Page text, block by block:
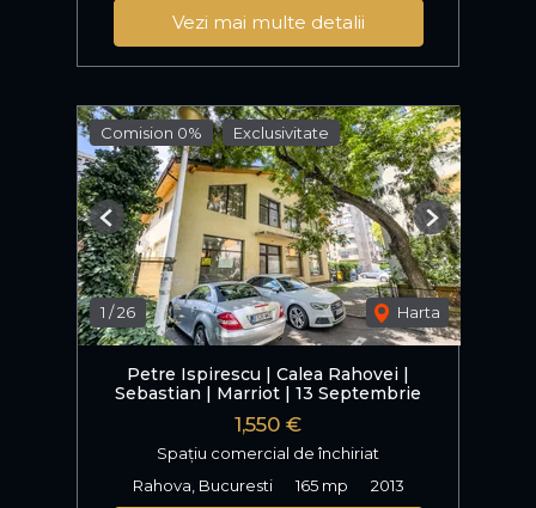
Vezi mai multe detalii
Comision 0% Exclusivitate
1 /26 Harta
Previous Next
Petre Ispirescu | Calea Rahovei |
Sebastian | Marriot | 13 Septembrie
1,550 €
Spațiu comercial de închiriat
Rahova, Bucuresti
165 mp 2013